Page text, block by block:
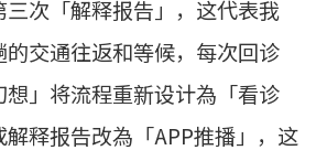
次「解释报告」，这代表我
交通往返和等候，每次回诊
」将流程重新设计為「看诊
释报告改為「APP推播」，这